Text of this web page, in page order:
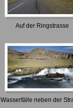
Auf der Ringstrasse
Wasserfälle neben der